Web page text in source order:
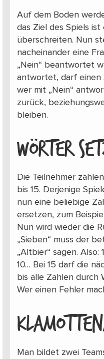
Auf dem Boden
das Ziel des Spiels ist
überschreiten. Nun
nacheinander eine
„Nein“ beantwortet
antwortet, darf einen
wer mit „Nein“
zurück,
bleiben.
WÖRTER
Die Teilnehmer
bis 15. Derjenige
nun eine beliebige
ersetzen, zum
Nun wird wieder die
„Sieben“ muss der
„Altbier“ sagen.
10… Bei 15 darf die
bis alle Zahlen durch
Wer einen Fehler
Man bildet zwei